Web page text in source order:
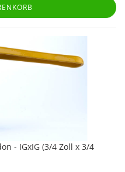
- IGxIG (3/4 Zoll x 3/4